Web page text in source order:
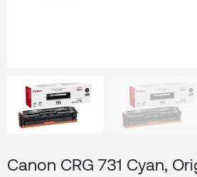
Canon CRG 731 Cyan,